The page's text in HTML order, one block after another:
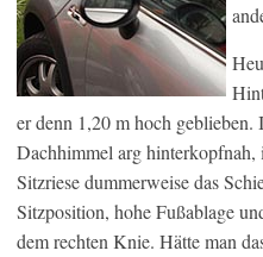
er denn 1,20 m hoch
Dachhimmel arg
Sitzriese dummerweise das
Sitzposition, hohe Fußablage
dem rechten Knie. Hätte man